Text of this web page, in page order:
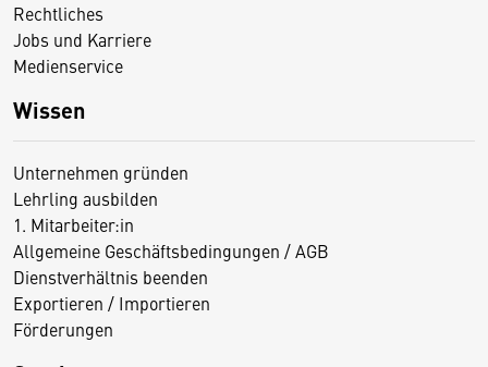
Rechtliches
Jobs und Karriere
Medienservice
Wissen
Unternehmen gründen
Lehrling ausbilden
1. Mitarbeiter:in
Allgemeine Geschäftsbedingungen / AGB
Dienstverhältnis beenden
Exportieren / Importieren
Förderungen